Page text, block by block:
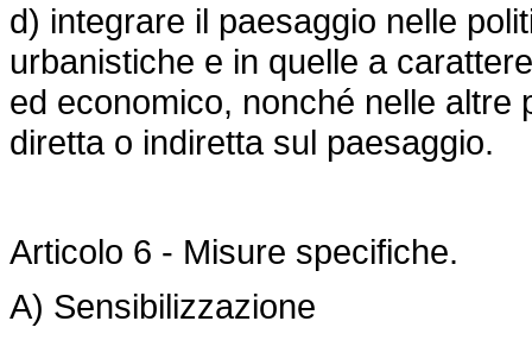
d) integrare il paesaggio nelle
urbanistiche e in quelle a
ed economico, nonché nelle
diretta o indiretta sul paesaggio.
Articolo 6 - Misure specifiche.
A) Sensibilizzazione